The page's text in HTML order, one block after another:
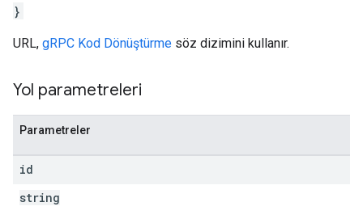
}
URL, gRPC Kod Dönüştürme söz dizimini kullanır.
Yol parametreleri
Parametreler
id
string